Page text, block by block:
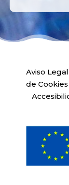
Aviso Legal
de Cookies